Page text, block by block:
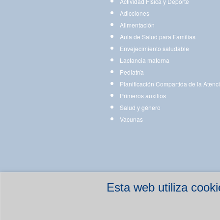
Esta web utiliza
Adicciones
Alimentación
Aula de Salud para Familias
Envejecimiento saludable
Lactancia materna
Pediatría
Planificación Compartida de la
Primeros auxilios
Salud y género
Vacunas